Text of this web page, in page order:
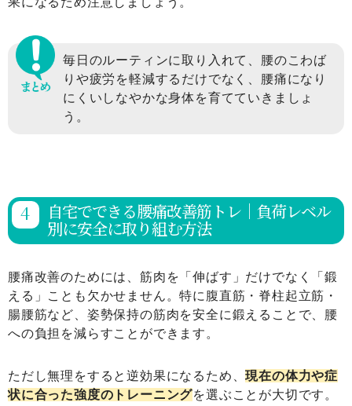
毎日のルーティンに取り入れて、腰のこわば
りや疲労を軽減するだけでなく、腰痛になり
にくいしなやかな身体を育てていきましょ
う。
自宅でできる腰痛改善筋トレ｜負荷レベル
別に安全に取り組む方法
腰痛改善のためには、筋肉を「伸ばす」だけでなく「鍛
える」ことも欠かせません。特に腹直筋・脊柱起立筋・
腸腰筋など、姿勢保持の筋肉を安全に鍛えることで、腰
への負担を減らすことができます。
ただし無理をすると逆効果になるため、現在の体力や症
状に合った強度のトレーニングを選ぶことが大切です。